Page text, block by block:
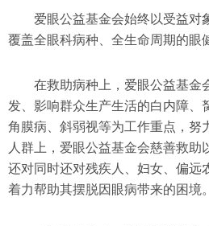
爱眼公益基金会始终以受益对
覆盖全眼科病种、全生命周期的眼
在救助病种上，爱眼公益基金
发、影响群众生产生活的白内障、
角膜病、斜弱视等为工作重点，努
人群上，爱眼公益基金会慈善救助
还对同时还对残疾人、妇女、偏远
着力帮助其摆脱因眼病带来的困境。